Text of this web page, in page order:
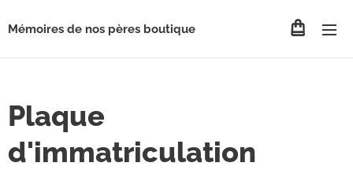
Mémoires de nos pères boutique
Plaque
d'immatriculation